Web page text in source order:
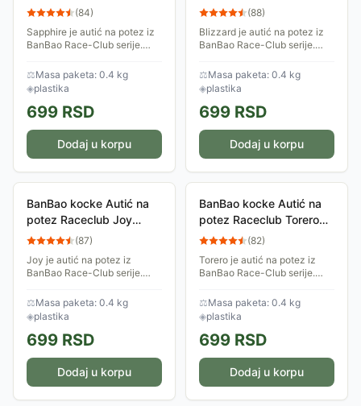
8628-4
(84)
Sapphire je autić na potez iz
BanBao Race-Club serije.
svoje protivnike iza sebe! Set
sadrži 22 dela.
⚖Masa paketa: 0.4 kg
◈plastika
699 RSD
Dodaj u korpu
8628-3
(88)
Blizzard je autić na potez iz
BanBao Race-Club serije.
svoje protivnike iza sebe! Set
sadrži 22 dela.
⚖Masa paketa: 0.4 kg
◈plastika
699 RSD
Dodaj u korpu
BanBao kocke Autić na
potez Raceclub Joy
8628-2
(87)
Joy je autić na potez iz
BanBao Race-Club serije.
svoje protivnike iza sebe! Set
sadrži 22 dela.
⚖Masa paketa: 0.4 kg
◈plastika
699 RSD
Dodaj u korpu
BanBao kocke Autić na
potez Raceclub Torero
8628-1
(82)
Torero je autić na potez iz
BanBao Race-Club serije.
svoje protivnike iza sebe! Set
sadrži 22 dela.
⚖Masa paketa: 0.4 kg
◈plastika
699 RSD
Dodaj u korpu